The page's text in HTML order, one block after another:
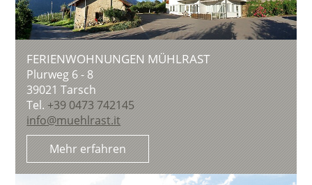
FERIENWOHNUNGEN MÜHLRAST
Plurweg 6 - 8
39021 Tarsch
Tel. +39 0473 742145
info@muehlrast.it
Mehr erfahren